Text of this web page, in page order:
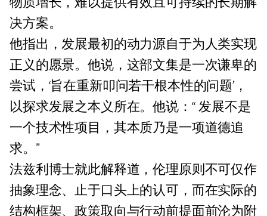
决方案。
他指出，发展最初的动力源自于为人类实现
正义的愿景。他说，这部文集是一次谦卑的
尝试，‘旨在重新叩问若干根本性的问题’，
以探求发展之本义所在。他说：“ 发展不是
一个技术性项目，其本质乃是一项道德追
求。”
法兹利博士就此解释道，伦理原则不可仅作
抽象理念、止于口头上的认可，而在实际的
结构框架、政策取向与行动前提面前沦为附